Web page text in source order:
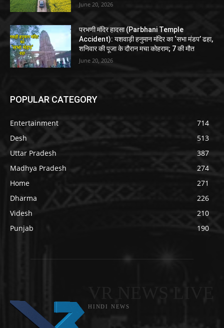
June 20, 2026
परभणी मंदिर हादसा (Parbhani Temple
Accident): यशवाड़ी हनुमान मंदिर का ‘सभा मंडप’ ढहा,
शनिवार की पूजा के दौरान मचा कोहराम; 7 की मौत
June 20, 2026
POPULAR CATEGORY
Entertainment
714
Desh
513
Uttar Pradesh
387
Madhya Pradesh
274
Home
271
Dharma
226
Videsh
210
Punjab
190
HINDI NEWS